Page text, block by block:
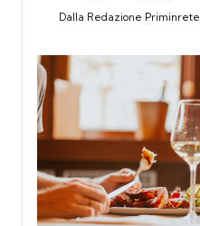
Posted
Dalla Redazione Priminrete